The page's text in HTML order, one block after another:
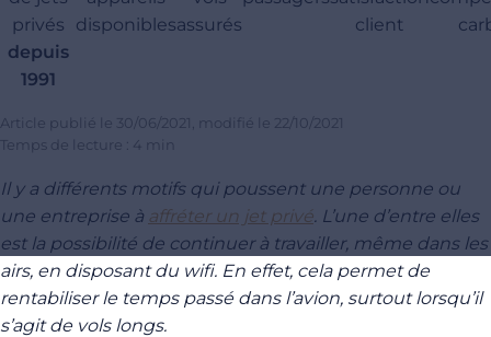
privés
depuis
1991
disponiblesassurés
client
Article publié le 30/06/2021 , modifié le 22/10/2021
Temps de lecture : 4 min
Il y a différents motifs qui poussent une personne ou
une entreprise à affréter un jet privé. L’une d’entre elles
est la possibilité de continuer à travailler, même dans les
airs, en disposant du wifi. En effet, cela permet de
rentabiliser le temps passé dans l’avion, surtout lorsqu’il
s’agit de vols longs.